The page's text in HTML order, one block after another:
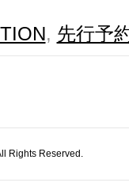
, 先行予
Rights Reserved.